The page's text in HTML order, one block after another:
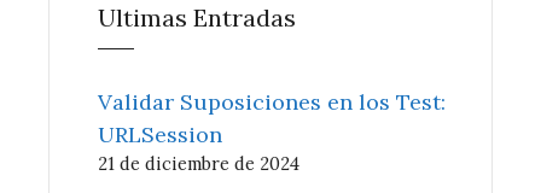
Ultimas Entradas
Validar Suposiciones en los Test:
URLSession
21 de diciembre de 2024